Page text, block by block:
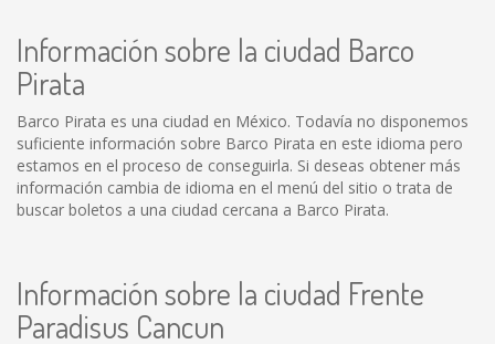
Información sobre la ciudad Barco
Pirata
Barco Pirata es una ciudad en México. Todavía no disponemos
suficiente información sobre Barco Pirata en este idioma pero
estamos en el proceso de conseguirla. Si deseas obtener más
información cambia de idioma en el menú del sitio o trata de
buscar boletos a una ciudad cercana a Barco Pirata.
Información sobre la ciudad Frente
Paradisus Cancun